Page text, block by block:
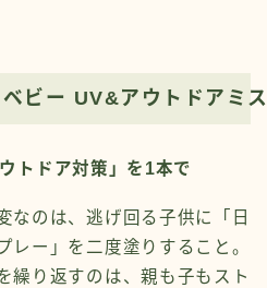
ベビー UV&アウトドアミ
トドア対策」を1本で
なのは、逃げ回る子供に「日
レー」を二度塗りすること。
繰り返すのは、親も子もスト